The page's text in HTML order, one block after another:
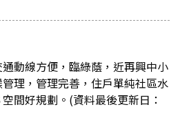
動線方便，臨綠蔭，近再興中小
理，管理完善，住戶單純社區水
間好規劃。(資料最後更新日：